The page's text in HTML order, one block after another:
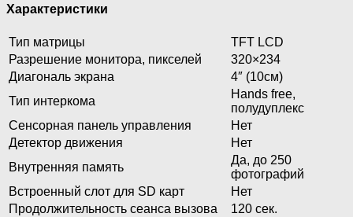
Характеристики
Тип матрицы
TFT LCD
Разрешение монитора, пикселей
320×234
Диагональ экрана
4″ (10см)
Тип интеркома
Hands free,
полудуплекс
Сенсорная панель управления
Нет
Детектор движения
Нет
Внутренняя память
Да, до 250
фотографий
Встроенный слот для SD карт
Нет
Продолжительность сеанса вызова
120 сек.